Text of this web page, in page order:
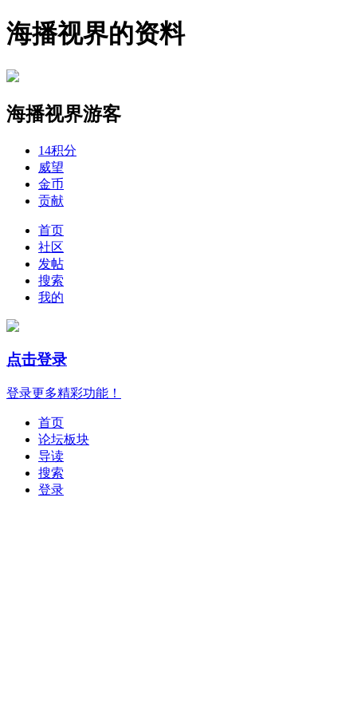
海播视界的资料
海播视界游客
14积分
威望
金币
贡献
首页
社区
发帖
搜索
我的
点击登录
登录更多精彩功能！
首页
论坛板块
导读
搜索
登录